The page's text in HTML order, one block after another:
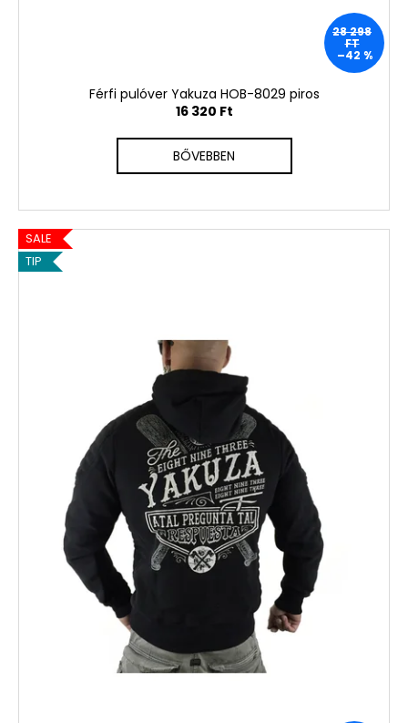
28 298
FT
–42 %
Férfi pulóver Yakuza HOB-8029 piros
16 320 Ft
BŐVEBBEN
SALE
TIP